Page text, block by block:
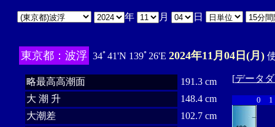
年 月 日
東京都：波浮 34ﾟ41'N 139ﾟ26'E 2024年11月04日(月)
略最高高潮面
191.3 cm
大 潮 升
148.4 cm
大潮差
102.7 cm
[データ
0 1